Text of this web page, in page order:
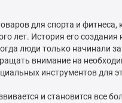
для спорта и фитнеса,
лет. История его создания
люди только начинали
внимание на
инструментов для
и становится все